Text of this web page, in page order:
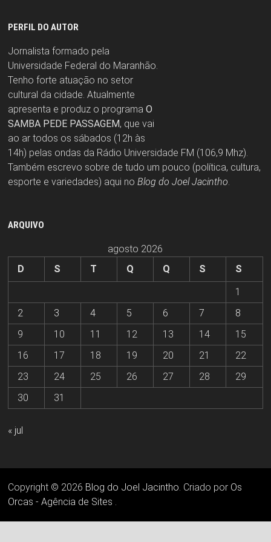
PERFIL DO AUTOR
Jornalista formado pela
Universidade Federal do Maranhão.
Tenho forte atuação no setor
cultural da cidade. Atualmente
apresenta e produz o programa O
SAMBA PEDE PASSAGEM, que vai
ao ar todos os sábados (12h às
14h) pelas ondas da Rádio Universidade FM (106,9 Mhz).
Também escrevo sobre de tudo um pouco (política, cultura,
esporte e variedades) aqui no Blog do Joel Jacintho.
ARQUIVO
agosto 2026
D
S T Q Q S
S
1
2
3 4 5 6 7
8
9
10 11 12 13 14
15
16
17 18 19 20 21
22
23
24 25 26 27 28
29
30
31
« jul
Copyright © 2026 Blog do Joel Jacintho. Criado por Os
Orcas - Agência de Sites .